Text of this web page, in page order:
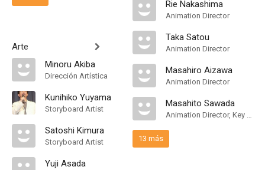
Arte
Minoru Akiba
Dirección Artística
Kunihiko Yuyama
Storyboard Artist
Satoshi Kimura
Storyboard Artist
Yuji Asada
Rie Nakashima
Animation Director
Taka Satou
Animation Director
Masahiro Aizawa
Animation Director
Masahito Sawada
Animation Director, Key Animation
13 más